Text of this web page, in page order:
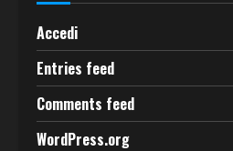
Accedi
Entries feed
Comments feed
WordPress.org